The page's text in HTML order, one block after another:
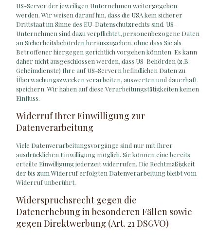
US-Server der jeweiligen Unternehmen weitergegeben
werden. Wir weisen darauf hin, dass die USA kein sicherer
Drittstaat im Sinne des EU-Datenschutzrechts sind. US-
Unternehmen sind dazu verpflichtet, personenbezogene Daten
an Sicherheitsbehörden herauszugeben, ohne dass Sie als
Betroffener hiergegen gerichtlich vorgehen könnten. Es kann
daher nicht ausgeschlossen werden, dass US-Behörden (z.B.
Geheimdienste) Ihre auf US-Servern befindlichen Daten zu
Überwachungszwecken verarbeiten, auswerten und dauerhaft
speichern. Wir haben auf diese Verarbeitungstätigkeiten keinen
Einfluss.
Widerruf Ihrer Einwilligung zur
Datenverarbeitung
Viele Datenverarbeitungsvorgänge sind nur mit Ihrer
ausdrücklichen Einwilligung möglich. Sie können eine bereits
erteilte Einwilligung jederzeit widerrufen. Die Rechtmäßigkeit
der bis zum Widerruf erfolgten Datenverarbeitung bleibt vom
Widerruf unberührt.
Widerspruchsrecht gegen die
Datenerhebung in besonderen Fällen sowie
gegen Direktwerbung (Art. 21 DSGVO)